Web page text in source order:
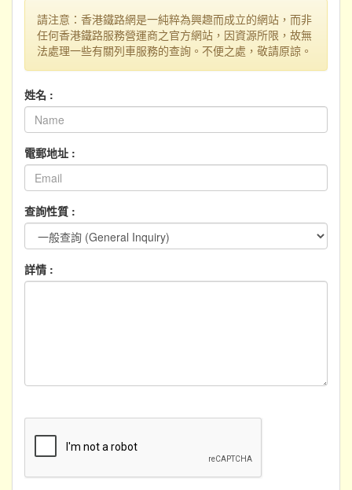
請注意：香港鐵路網是一純粹為興趣而成立的網站，而非
任何香港鐵路服務營運商之官方網站，因資源所限，故無
法處理一些有關列車服務的查詢。不便之處，敬請原諒。
姓名 :
電郵地址 :
查詢性質 :
詳情 :